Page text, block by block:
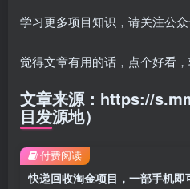
学习更多项目知识，请关注公
觉得文章有用的话，点个好看
文章来源：https://
目发源地）
付费阅读